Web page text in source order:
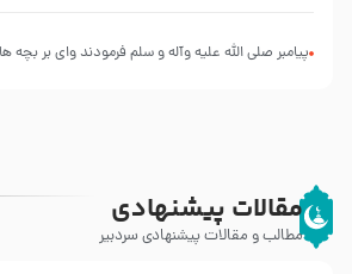
پیامبر صلی الله علیه وآله و سلم فرمودند وای بر بچه
مقالات پیشنهادی
مطالب و مقالات پیشنهادی سردبیر